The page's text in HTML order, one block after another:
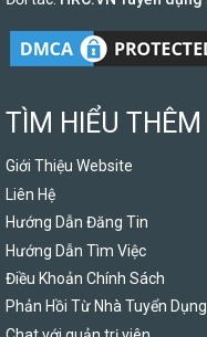
TÌM HIỂU THÊM
Giới Thiệu Website
Liên Hệ
Hướng Dẫn Đăng Tin
Hướng Dẫn Tìm Việc
Điều Khoản Chính Sách
Phản Hồi Từ Nhà Tuyển Dụng